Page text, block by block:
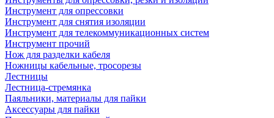
Инструмент для опрессовки
Инструмент для снятия изоляции
Инструмент для телекоммуникационных систем
Инструмент прочий
Нож для разделки кабеля
Ножницы кабельные, тросорезы
Лестницы
Лестница-стремянка
Паяльники, материалы для пайки
Аксессуары для пайки